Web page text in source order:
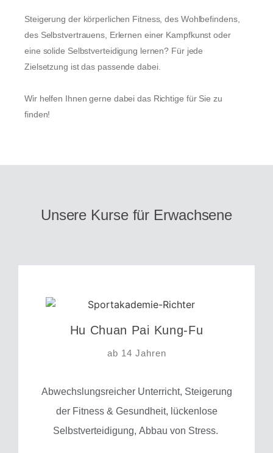
Steigerung der körperlichen Fitness, des Wohlbefindens,
des Selbstvertrauens, Erlernen einer Kampfkunst oder
eine solide Selbstverteidigung lernen? Für jede
Zielsetzung ist das passende dabei.
Wir helfen Ihnen gerne dabei das Richtige für Sie zu
finden!
Unsere Kurse für Erwachsene
Hu Chuan Pai Kung-Fu
ab 14 Jahren
Abwechslungsreicher Unterricht, Steigerung
der Fitness & Gesundheit, lückenlose
Selbstverteidigung, Abbau von Stress.